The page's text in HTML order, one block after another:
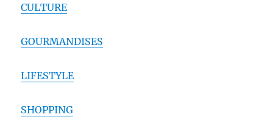
CULTURE
GOURMANDISES
LIFESTYLE
SHOPPING